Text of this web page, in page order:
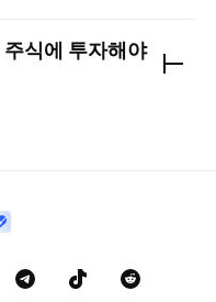
주식에 투자해야